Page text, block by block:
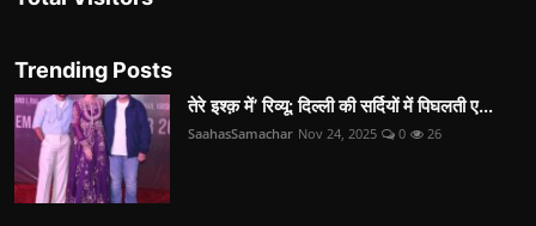
Trending Posts
तेरे इश्क़ में’ रिव्यू: दिल्ली की सर्दियों में पिघलती ए...
SaahasSamachar Nov 24, 2025 0 26